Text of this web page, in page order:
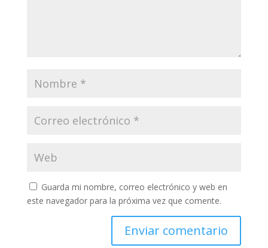
Guarda mi nombre, correo electrónico y web en
este navegador para la próxima vez que comente.